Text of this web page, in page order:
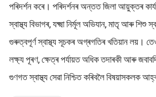
পৰিদৰ্শন কৰে। পৰিদৰ্শনৰ অন্তত জিলা আয়ুক্তৰ
স্বাস্থ্য বিভাগৰ, যক্ষ্মা নিৰ্মূল অভিযান, মাতৃ আৰু শিশু
গুৰুত্বপূৰ্ণ স্বাস্থ্য সূচকৰ অগ্ৰগতিৰ খতিয়ান লয়।
লক্ষ্য পূৰণ, ক্ষেত্ৰ পৰ্যায়ত অধিক তদাৰকী আৰু
গুণগত স্বাস্থ্য সেৱা নিশ্চিত কৰিবলৈ বিষয়াসকলক